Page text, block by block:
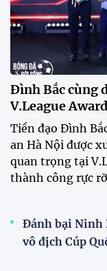
Đình Bắc cùng
V.League
Festival bóng
Đồng Tháp
Bóng đá Việt
AFC
Bóng đá nữ
giải 2026